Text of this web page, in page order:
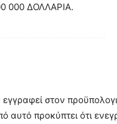
000 ΔΟΛΛΑΡΙΑ.
εγγραφεί στον
αυτό προκύπτει ότι